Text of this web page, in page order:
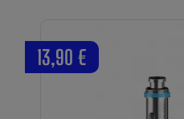
13,90 €